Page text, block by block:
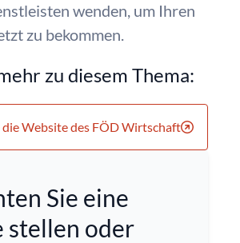
wenden, um Ihren
zu bekommen.
zu diesem Thema:
die Website des FÖD Wirtschaft
Sie eine
stellen oder